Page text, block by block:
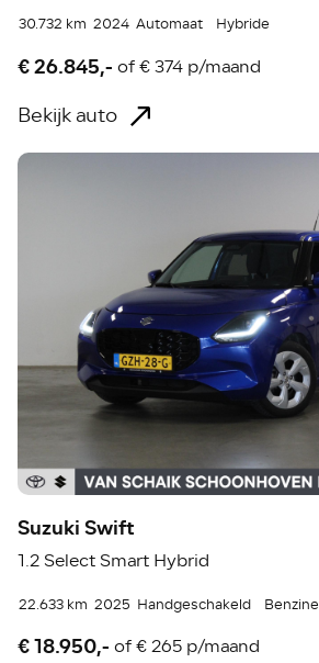
30.732 km 2024 Automaat Hybride
€ 26.845,- of€ 374 p/maand
Bekijk auto
Suzuki Swift
1.2 Select Smart Hybrid
22.633 km 2025 Handgeschakeld Benzine
€ 18.950,- of€ 265 p/maand